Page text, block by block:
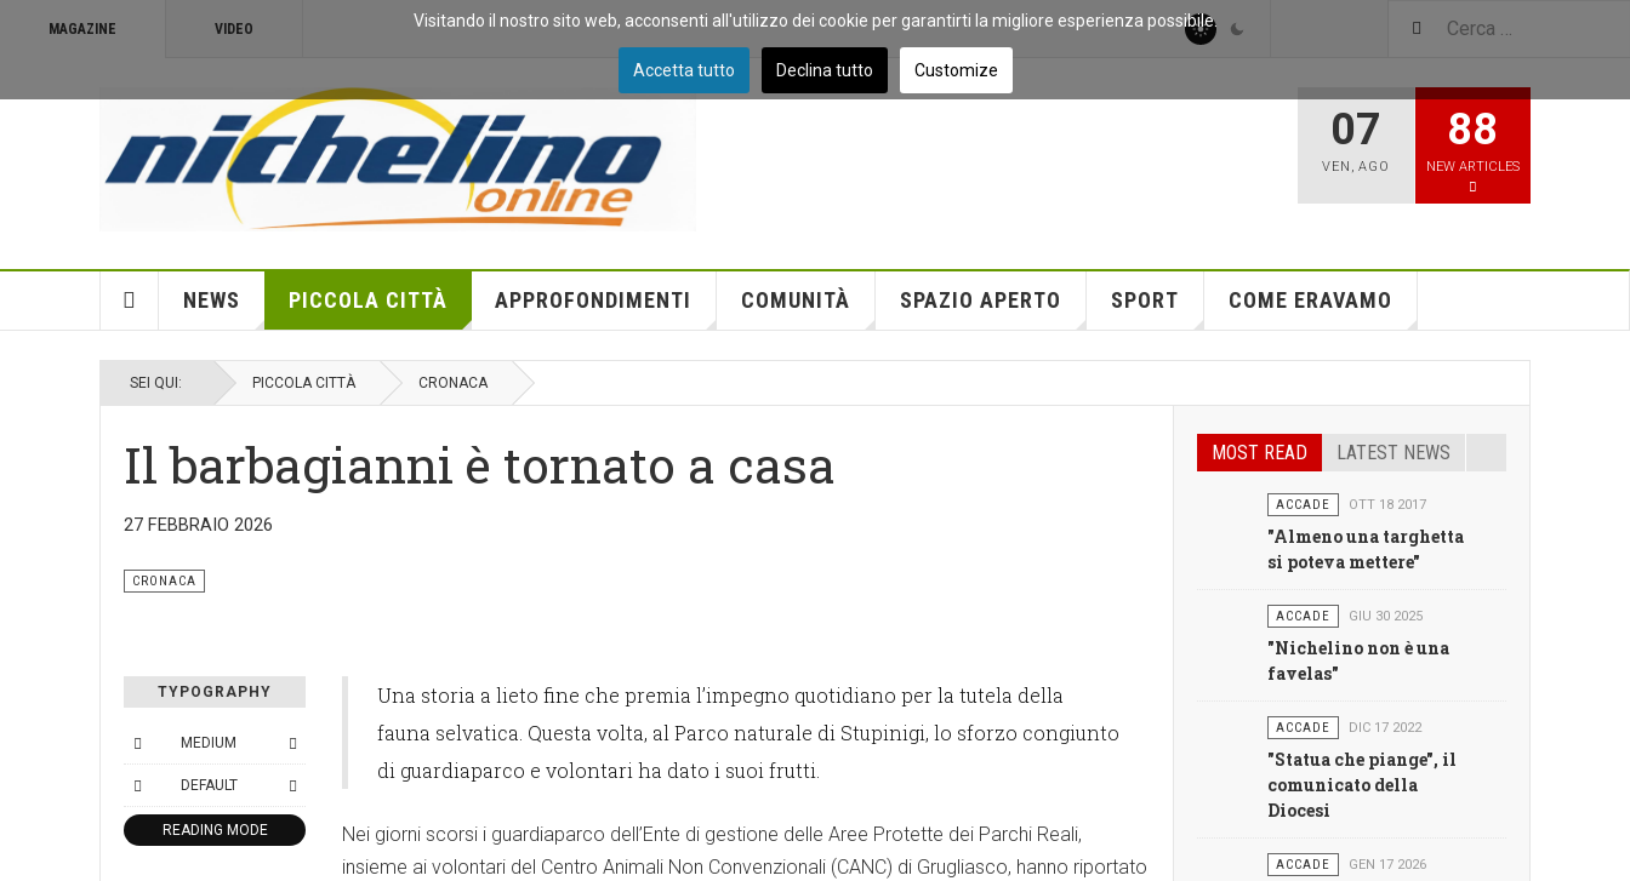
MAGAZINE VIDEO
07
VEN , AGO
88
NEW ARTICLES
NEWS PICCOLA CITTÀ APPROFONDIMENTI COMUNITÀ SPAZIO APERTO SPORT COME ERAVAMO
SEI QUI: PICCOLA CITTÀ CRONACA
Il barbagianni è tornato a casa
27 FEBBRAIO 2026
CRONACA
TYPOGRAPHY
MEDIUM
DEFAULT
READING MODE
Una storia a lieto fine che premia l’impegno quotidiano per la tutela della
fauna selvatica. Questa volta, al Parco naturale di Stupinigi, lo sforzo congiunto
di guardiaparco e volontari ha dato i suoi frutti.
Nei giorni scorsi i guardiaparco dell’Ente di gestione delle Aree Protette dei Parchi Reali,
insieme ai volontari del Centro Animali Non Convenzionali (CANC) di Grugliasco, hanno riportato
MOST READ LATEST NEWS
ACCADE OTT 18 2017
"Almeno una targhetta
si poteva mettere"
ACCADE GIU 30 2025
"Nichelino non è una
favelas"
ACCADE DIC 17 2022
"Statua che piange", il
comunicato della
Diocesi
ACCADE GEN 17 2026
Visitando il nostro sito web, acconsenti all'utilizzo dei cookie per garantirti la migliore esperienza possibile.
Accetta tutto Declina tutto Customize